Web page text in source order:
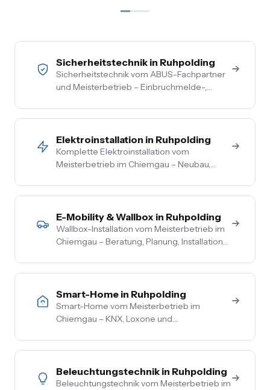
Sicherheitstechnik in Ruhpolding
Sicherheitstechnik vom ABUS-Fachpartner
und Meisterbetrieb – Einbruchmelde-,
Begehung.
Elektroinstallation in Ruhpolding
Komplette Elektroinstallation vom
Meisterbetrieb im Chiemgau – Neubau,
E-Mobility & Wallbox in Ruhpolding
Wallbox-Installation vom Meisterbetrieb im
Chiemgau – Beratung, Planung, Installation
Smart-Home in Ruhpolding
Smart-Home vom Meisterbetrieb im
Chiemgau – KNX, Loxone und
Beleuchtungstechnik in Ruhpolding
Beleuchtungstechnik vom Meisterbetrieb im